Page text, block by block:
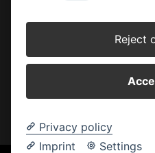
HINWEISE
Reject
Privacy policy
Imprint
Settings